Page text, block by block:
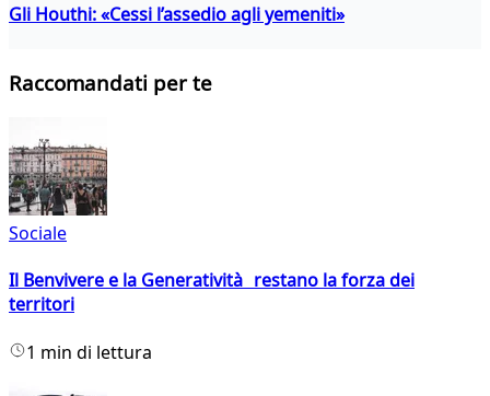
Gli Houthi: «Cessi l’assedio agli yemeniti»
Raccomandati per te
Sociale
Il Benvivere e la Generatività restano la forza dei
territori
1 min di lettura